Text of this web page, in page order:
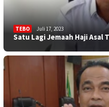
TEBO Juli 17, 2023
Satu Lagi Jemaah Haji Asal